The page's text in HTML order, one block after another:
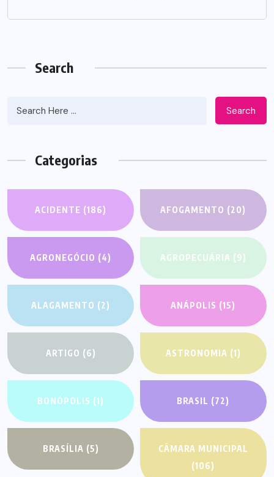
Search
Search
Categorias
ACIDENTE (186) AFOGAMENTO (20)
AGRONEGÓCIO (4) AGROPECUÁRIA (9)
ALAGAMENTO (2) ANÁPOLIS (15)
ARTIGO (6) ASTRONOMIA (1)
BONÓPOLIS (1) BRASIL (72)
BRASÍLIA (5)
CÂMARA MUNICIPAL
(106)